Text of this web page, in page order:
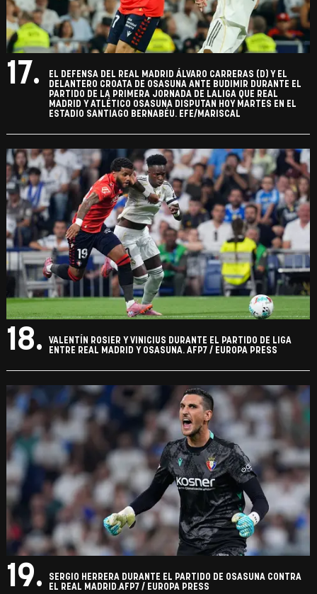
17.
EL DEFENSA DEL REAL MADRID ÁLVARO CARRERAS (D) Y EL
DELANTERO CROATA DE OSASUNA ANTE BUDIMIR DURANTE EL
PARTIDO DE LA PRIMERA JORNADA DE LALIGA QUE REAL
MADRID Y ATLÉTICO OSASUNA DISPUTAN HOY MARTES EN EL
ESTADIO SANTIAGO BERNABÉU. EFE/MARISCAL
18.
VALENTÍN ROSIER Y VINICIUS DURANTE EL PARTIDO DE LIGA
ENTRE REAL MADRID Y OSASUNA. AFP7 / EUROPA PRESS
19.
SERGIO HERRERA DURANTE EL PARTIDO DE OSASUNA CONTRA
EL REAL MADRID.AFP7 / EUROPA PRESS